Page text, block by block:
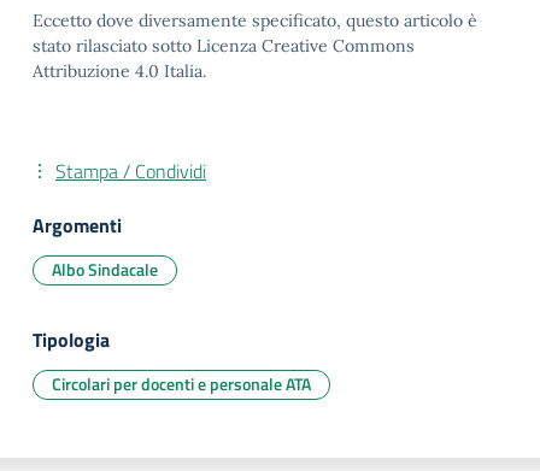
Eccetto dove diversamente specificato, questo articolo è
stato rilasciato sotto Licenza Creative Commons
Attribuzione 4.0 Italia.
Stampa / Condividi
Argomenti
Albo Sindacale
Tipologia
Circolari per docenti e personale ATA